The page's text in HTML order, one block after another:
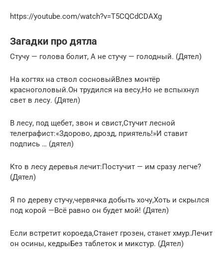
https://youtube.com/watch?v=T5CQCdCDAXg
Загадки про дятла
Стучу — голова болит, А не стучу — голодный. (Дятел)
На когтях на ствол сосновыйВлез монтёр
красноголовый.Он трудился на весу,Но не вспыхнул
свет в лесу. (Дятел)
В лесу, под щебет, звон и свист,Стучит лесной
телеграфист:«Здорово, дрозд, приятель!»И ставит
подпись … (дятел)
Кто в лесу деревья лечит:Постучит — им сразу легче?
(Дятел)
Я по дереву стучу,червячка добыть хочу,Хоть и скрылся
под корой —Всё равно он будет мой! (Дятел)
Если встретит короеда,Станет грозен, станет хмур.Лечит
он осины, кедрыБез таблеток и микстур. (Дятел)